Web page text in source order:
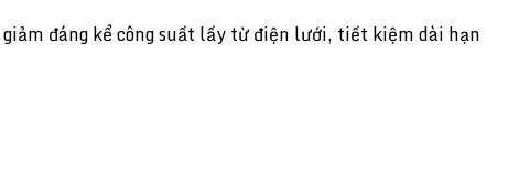
đáng kể công suất lấy từ điện lưới, tiết kiệm dài hạn